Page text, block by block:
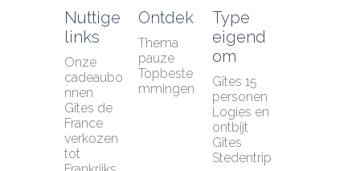
Nuttige
links
Onze
cadeaubo
nnen
Gîtes de
France
verkozen
tot
Ontdek
Thema
pauze
Topbeste
mmingen
Type
eigend
om
Gîtes 15
personen
Logies en
ontbijt
Gîtes
Stedentrip